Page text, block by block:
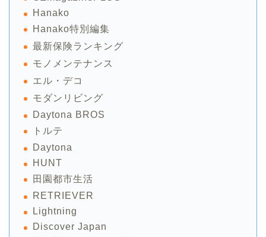
Hanako
Hanako特別編集
最新保険ランキング
モノメンテナンス
エル・デコ
モダンリビング
Daytona BROS
トルテ
Daytona
HUNT
田園都市生活
RETRIEVER
Lightning
Discover Japan